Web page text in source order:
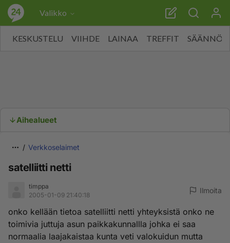
Valikko
KESKUSTELU VIIHDE LAINAA TREFFIT SÄÄNNÖT
Aihealueet
Verkkoselaimet
satelliitti netti
timppa
2005-01-09 21:40:18
Ilmoita
onko kellään tietoa satelliitti netti yhteyksistä onko ne
toimivia juttuja asun paikkakunnallla johka ei saa
normaalia laajakaistaa kunta veti valokuidun mutta